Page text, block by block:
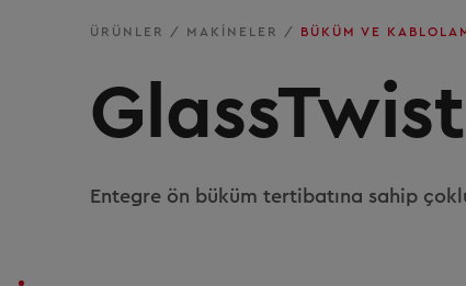
ÜRÜNLER / MAKINELER / BÜKÜM VE
Entegre ön büküm tertibatına sahip